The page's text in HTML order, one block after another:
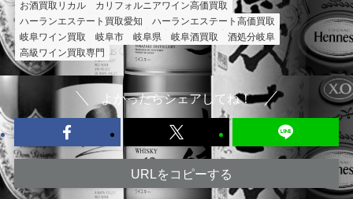
お酒買取リカル
カリフォルニアワイン高価買取
ハーランエステート買取愛知
ハーランエステート高価買取
岐阜ワイン買取
岐阜市 岐阜県 岐阜酒買取
酒処分岐阜
高級ワイン買取専門
よかったらシェアしてね！
URLをコピーする